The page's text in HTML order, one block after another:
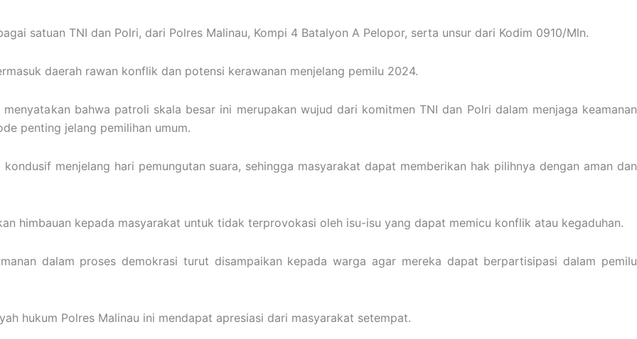
satuan TNI dan Polri, dari Polres Malinau, Kompi 4 Batalyon A Pelopor, serta unsur dari Kodim 0910/Mln.
daerah rawan konflik dan potensi kerawanan menjelang pemilu 2024.
menyatakan bahwa patroli skala besar ini merupakan wujud dari komitmen TNI dan Polri dalam menjaga keamanan
penting jelang pemilihan umum.
menjelang hari pemungutan suara, sehingga masyarakat dapat memberikan hak pilihnya dengan aman dan
himbauan kepada masyarakat untuk tidak terprovokasi oleh isu-isu yang dapat memicu konflik atau kegaduhan.
dalam proses demokrasi turut disampaikan kepada warga agar mereka dapat berpartisipasi dalam pemilu
hukum Polres Malinau ini mendapat apresiasi dari masyarakat setempat.